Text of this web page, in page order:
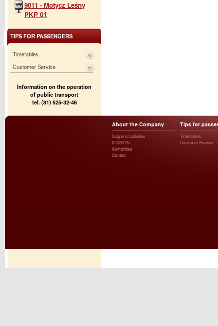
9011 - Motycz Leśny
PKP 01
TIPS FOR PASSENGERS
Timetables
Customer Service
Information on the operation
of public transport
tel. (81) 525-32-46
About the Company
Scope of activities
MISSION
Authorities
Contact
Tips for
Timetables
Customer Service